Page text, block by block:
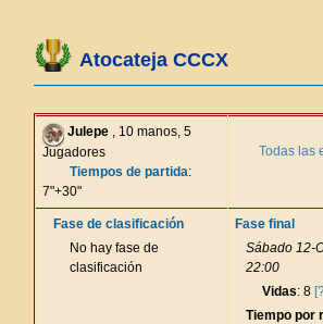
Atocateja CCCX
Julepe , 10 manos, 5
Jugadores
Tiempos de partida:
7"+30"
Todas las
Fase de clasificación
No hay fase de
clasificación
Fase final
Sábado 12-
22:00
Vidas: 8
Tiempo por